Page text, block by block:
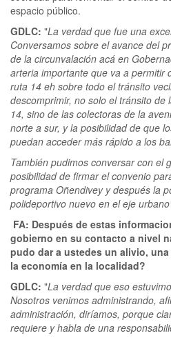
espacio público.
GDLC: "La verdad que fue una
Conversamos sobre el avance del
de la circunvalación acá en
arteria importante que va a permitir
ruta 14 eh sobre todo el tránsito
descomprimir, no solo el tránsito
14, sino de las colectoras de la
norte a sur, y la posibilidad de que
puedan acceder más rápido a los
También pudimos conversar con el
posibilidad de firmar el convenio
programa Oñendivey y después la
polideportivo nuevo en el eje
FA: Después de estas
gobierno en su contacto a nivel
pudo dar a ustedes un alivio,
la economía en la localidad?
GDLC: "La verdad que eso
Nosotros venimos administrando,
administración, diríamos, porque
requiere y habla de una